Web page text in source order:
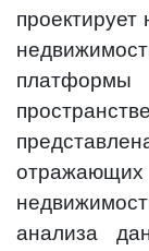
анализа